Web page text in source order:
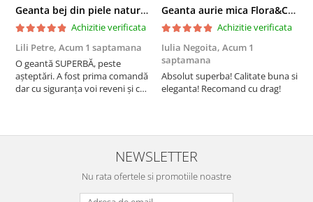
Geanta bej din piele naturala 8966 123
Achizitie verificata
Lili Petre, Acum 1 saptamana
O geantă SUPERBĂ, peste
așteptări. A fost prima comandă
dar cu siguranța voi reveni și cu
doua zi). RECOMAND SOFILINE!!!
Geanta aurie mica Flora&CO Paris H6930 16
Achizitie verificata
Iulia Negoita, Acum 1
saptamana
Absolut superba! Calitate buna si
eleganta! Recomand cu drag!
NEWSLETTER
Nu rata ofertele si promotiile noastre